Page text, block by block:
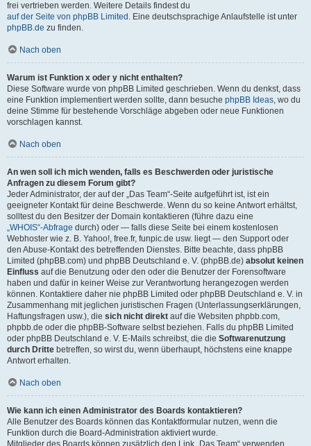
frei vertrieben werden. Weitere Details findest du
auf der Seite von phpBB Limited . Eine deutschsprachige Anlaufstelle ist unter
phpBB.de zu finden.
Nach oben
Warum ist Funktion x oder y nicht enthalten?
Diese Software wurde von phpBB Limited geschrieben. Wenn du denkst, dass
eine Funktion implementiert werden sollte, dann besuche phpBB Ideas, wo du
deine Stimme für bestehende Vorschläge abgeben oder neue Funktionen
vorschlagen kannst.
Nach oben
An wen soll ich mich wenden, falls es Beschwerden oder juristische
Anfragen zu diesem Forum gibt?
Jeder Administrator, der auf der „Das Team“-Seite aufgeführt ist, ist ein
geeigneter Kontakt für deine Beschwerde. Wenn du so keine Antwort erhältst,
solltest du den Besitzer der Domain kontaktieren (führe dazu eine
„WHOIS“-Abfrage durch) oder — falls diese Seite bei einem kostenlosen
Webhoster wie z. B. Yahoo!, free.fr, funpic.de usw. liegt — den Support oder
den Abuse-Kontakt des betreffenden Dienstes. Bitte beachte, dass phpBB
Limited (phpBB.com) und phpBB Deutschland e. V. (phpBB.de) absolut keinen
Einfluss auf die Benutzung oder den oder die Benutzer der Forensoftware
haben und dafür in keiner Weise zur Verantwortung herangezogen werden
können. Kontaktiere daher nie phpBB Limited oder phpBB Deutschland e. V. in
Zusammenhang mit jeglichen juristischen Fragen (Unterlassungserklärungen,
Haftungsfragen usw.), die sich nicht direkt auf die Websiten phpbb.com,
phpbb.de oder die phpBB-Software selbst beziehen. Falls du phpBB Limited
oder phpBB Deutschland e. V. E-Mails schreibst, die die Softwarenutzung
durch Dritte betreffen, so wirst du, wenn überhaupt, höchstens eine knappe
Antwort erhalten.
Nach oben
Wie kann ich einen Administrator des Boards kontaktieren?
Alle Benutzer des Boards können das Kontaktformular nutzen, wenn die
Funktion durch die Board-Administration aktiviert wurde.
Mitglieder des Boards können zusätzlich den Link „Das Team“ verwenden.